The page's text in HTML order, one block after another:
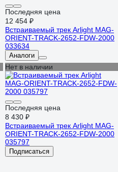
Последняя цена
12 454 ₽
Встраиваемый трек Arlight MAG-
ORIENT-TRACK-2652-FDW-2000
033634
Аналоги
Нет в наличии
Последняя цена
8 430 ₽
Встраиваемый трек Arlight MAG-
ORIENT-TRACK-2652-FDW-2000
035797
Подписаться